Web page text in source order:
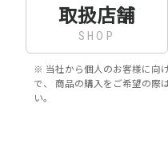
取扱店舗
SHOP
※ 当社から個人のお客様に向
で、 商品の購入をご希望の際
い。